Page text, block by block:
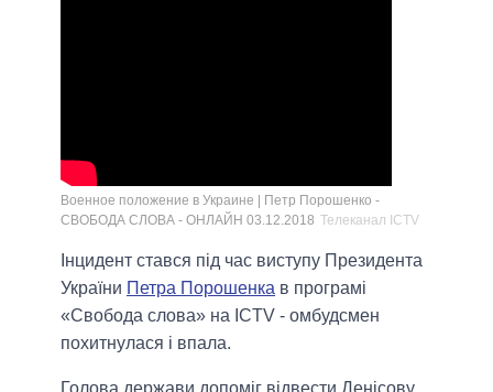
Военное положение в Украине | Петр Порошенко -
СВОБОДА СЛОВА - ОНЛАЙН 03.12.2018 Телеканал ICTV
Інцидент стався під час виступу Президента
України Петра Порошенка в програмі
«Свобода слова» на ICTV - омбудсмен
похитнулася і впала.
Голова держави допоміг відвести Денісову